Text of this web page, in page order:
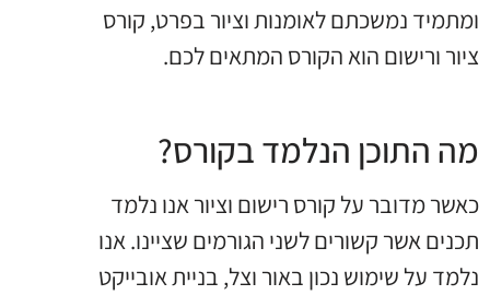
ומתמיד נמשכתם לאומנות וציור בפרט, קורס
ציור ורישום הוא הקורס המתאים לכם.
מה התוכן הנלמד בקורס?
כאשר מדובר על קורס רישום וציור אנו נלמד
תכנים אשר קשורים לשני הגורמים שציינו. אנו
נלמד על שימוש נכון באור וצל, בניית אובייקט